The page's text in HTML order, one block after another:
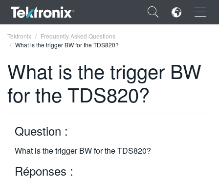
×
ENGLISH
FRANÇAIS
DEUTSCH
VIỆT NAM
简体中文
Tektronix
Frequently Asked Questions
What is the trigger BW for the TDS820?
What is the trigger BW
for the TDS820?
Question :
What is the trigger BW for the TDS820?
Réponses :